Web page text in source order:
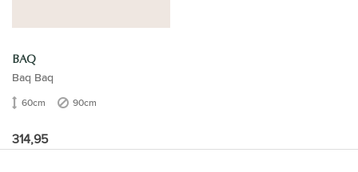
BAQ
Baq Baq
60cm 90cm
314,95